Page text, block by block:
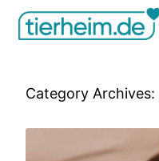
Category Archives: